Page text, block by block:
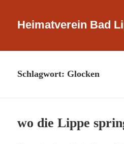
Heimatverein Bad
Schlagwort: Glocken
wo die Lippe